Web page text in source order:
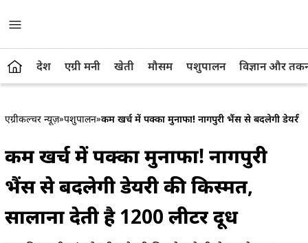
देश एग्री मनी खेती मौसम पशुपालन विज्ञान और
एग्रीकल्चर न्यूज़»पशुपालन»कम खर्च में पक्का मुनाफा! नागपुरी भैंस से बदलेगी डेयरी
कम खर्च में पक्का मुनाफा! नागपुरी
भैंस से बदलेगी डेयरी की किस्मत,
सालाना देती है 1200 लीटर दूध